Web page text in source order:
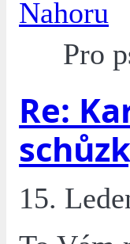
Nahoru
Pro
Re:
15.